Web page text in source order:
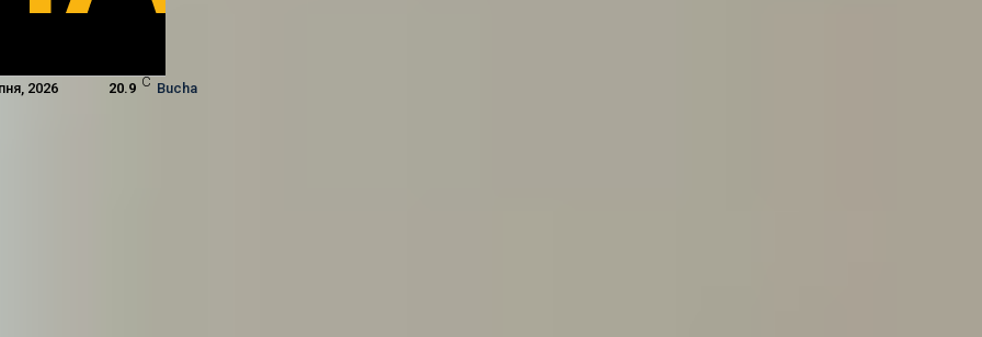
2026 20.9 C Bucha